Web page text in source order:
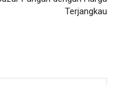
Terjangkau